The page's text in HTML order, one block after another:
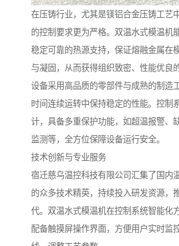
在压铸行业，尤其是镁铝合金压铸工艺
的控制要求更为严格。双温水式模温机
稳定可靠的热源支持，保证熔融金属在
与凝固，从而获得组织致密、性能优良
设备采用高品质的零部件与成熟的制造
时间连续运转中保持稳定的性能。控制
计，具备多重保护功能，如超温报警、
监测等，全方位保障设备运行安全。
技术创新与专业服务
宿迁慈乌温控科技有限公司汇集了国内
的众多技术精英，持续投入研发资源，
代。双温水式模温机在控制系统智能化
配备触摸屏操作界面，方便用户实时监